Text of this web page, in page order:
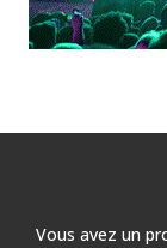
Vous avez un